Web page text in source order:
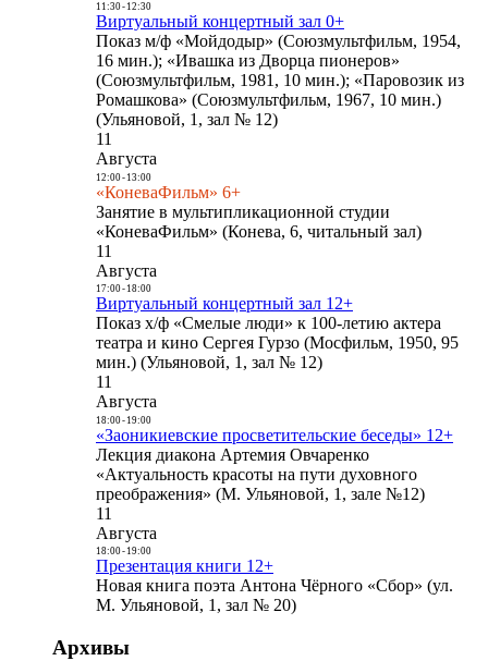
11:30- 12:30
Виртуальный концертный зал 0+
Показ м/ф «Мойдодыр» (Союзмультфильм, 1954,
16 мин.); «Ивашка из Дворца пионеров»
(Союзмультфильм, 1981, 10 мин.); «Паровозик из
Ромашкова» (Союзмультфильм, 1967, 10 мин.)
(Ульяновой, 1, зал № 12)
11
Августа
12:00- 13:00
«КоневаФильм» 6+
Занятие в мультипликационной студии
«КоневаФильм» (Конева, 6, читальный зал)
11
Августа
17:00- 18:00
Виртуальный концертный зал 12+
Показ х/ф «Смелые люди» к 100-летию актера
театра и кино Сергея Гурзо (Мосфильм, 1950, 95
мин.) (Ульяновой, 1, зал № 12)
11
Августа
18:00- 19:00
«Заоникиевские просветительские беседы» 12+
Лекция диакона Артемия Овчаренко
«Актуальность красоты на пути духовного
преображения» (М. Ульяновой, 1, зале №12)
11
Августа
18:00- 19:00
Презентация книги 12+
Новая книга поэта Антона Чёрного «Сбор» (ул.
М. Ульяновой, 1, зал № 20)
Архивы